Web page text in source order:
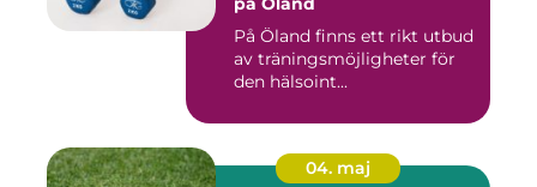
På Öland finns ett rikt utbud
av träningsmöjligheter för
den hälsoint...
04. maj